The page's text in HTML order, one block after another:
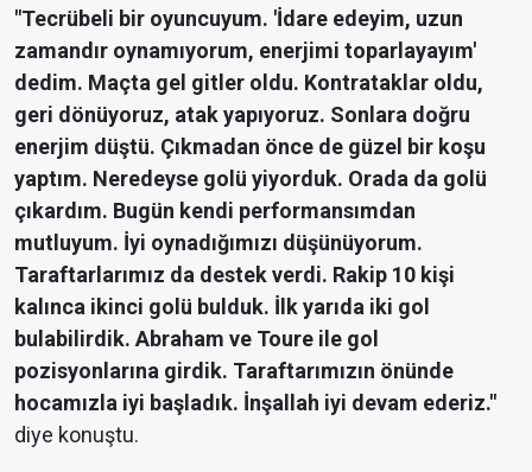
"Tecrübeli bir oyuncuyum. 'İdare edeyim, uzun
zamandır oynamıyorum, enerjimi toparlayayım'
dedim. Maçta gel gitler oldu. Kontrataklar oldu,
geri dönüyoruz, atak yapıyoruz. Sonlara doğru
enerjim düştü. Çıkmadan önce de güzel bir koşu
yaptım. Neredeyse golü yiyorduk. Orada da golü
çıkardım. Bugün kendi performansımdan
mutluyum. İyi oynadığımızı düşünüyorum.
Taraftarlarımız da destek verdi. Rakip 10 kişi
kalınca ikinci golü bulduk. İlk yarıda iki gol
bulabilirdik. Abraham ve Toure ile gol
pozisyonlarına girdik. Taraftarımızın önünde
hocamızla iyi başladık. İnşallah iyi devam ederiz."
diye konuştu.